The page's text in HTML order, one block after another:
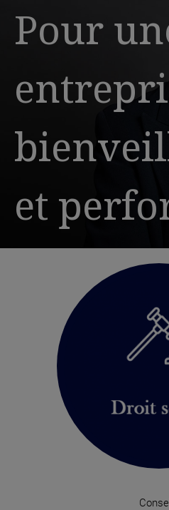
Pour
et